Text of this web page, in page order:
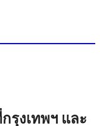
รุงเทพฯ และ